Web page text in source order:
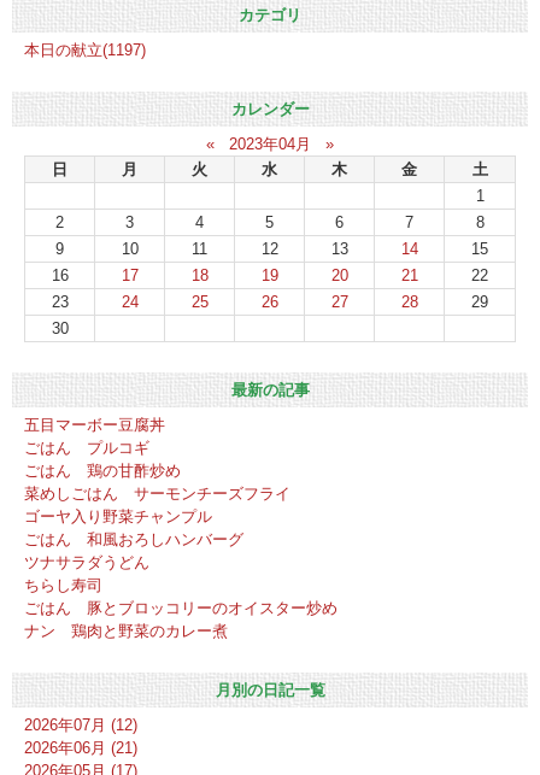
カテゴリ
本日の献立(1197)
カレンダー
«
2023年04月
»
日
月 火 水 木 金
土
1
2
3 4 5 6 7
8
9
10 11 12 13 14
15
16
17 18 19 20 21
22
23
24 25 26 27 28
29
30
最新の記事
五目マーボー豆腐丼
ごはん プルコギ
ごはん 鶏の甘酢炒め
菜めしごはん サーモンチーズフライ
ゴーヤ入り野菜チャンプル
ごはん 和風おろしハンバーグ
ツナサラダうどん
ちらし寿司
ごはん 豚とブロッコリーのオイスター炒め
ナン 鶏肉と野菜のカレー煮
月別の日記一覧
2026年07月 (12)
2026年06月 (21)
2026年05月 (17)